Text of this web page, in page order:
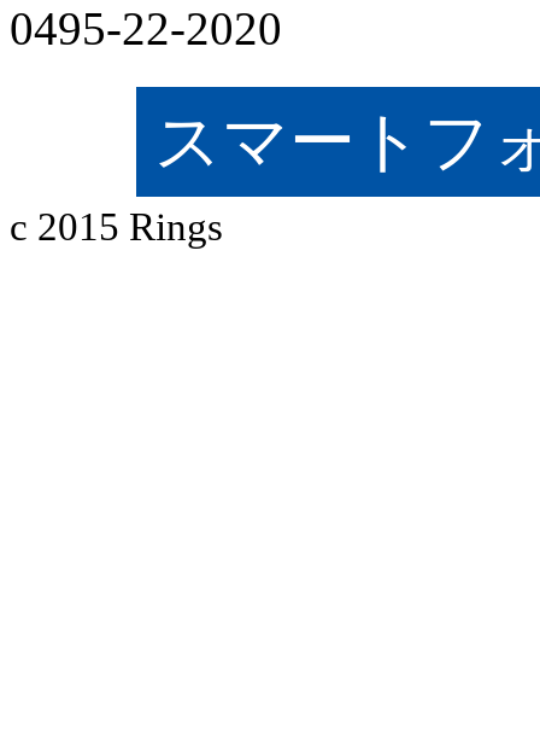
0495-22-2020
スマートフ
c 2015 Rings